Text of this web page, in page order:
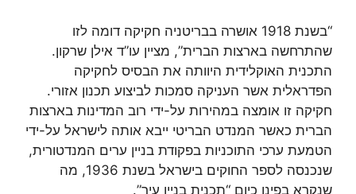
“בשנת 1918 אושרה בבריטניה חקיקה דומה לזו
שהתרחשה בארצות הברית”, מציין עו”ד אילן שרקון.
התכנית האוקלידית היוותה את הבסיס לחקיקה
הפדראלית אשר העניקה סמכות לביצוע תכנון אזורי.
חקיקה זו אומצה במהירות על-ידי רוב המדינות בארצות
הברית כאשר המנדט הבריטי ייבא אותה לישראל על-ידי
הטמעת ערכי התוכניות בפקודת בניין ערים המנדטורית,
שנכנסה לספר החוקים בישראל בשנת 1936, מה
שנקרא בפינו כיום “תכנית בניין עיר”.